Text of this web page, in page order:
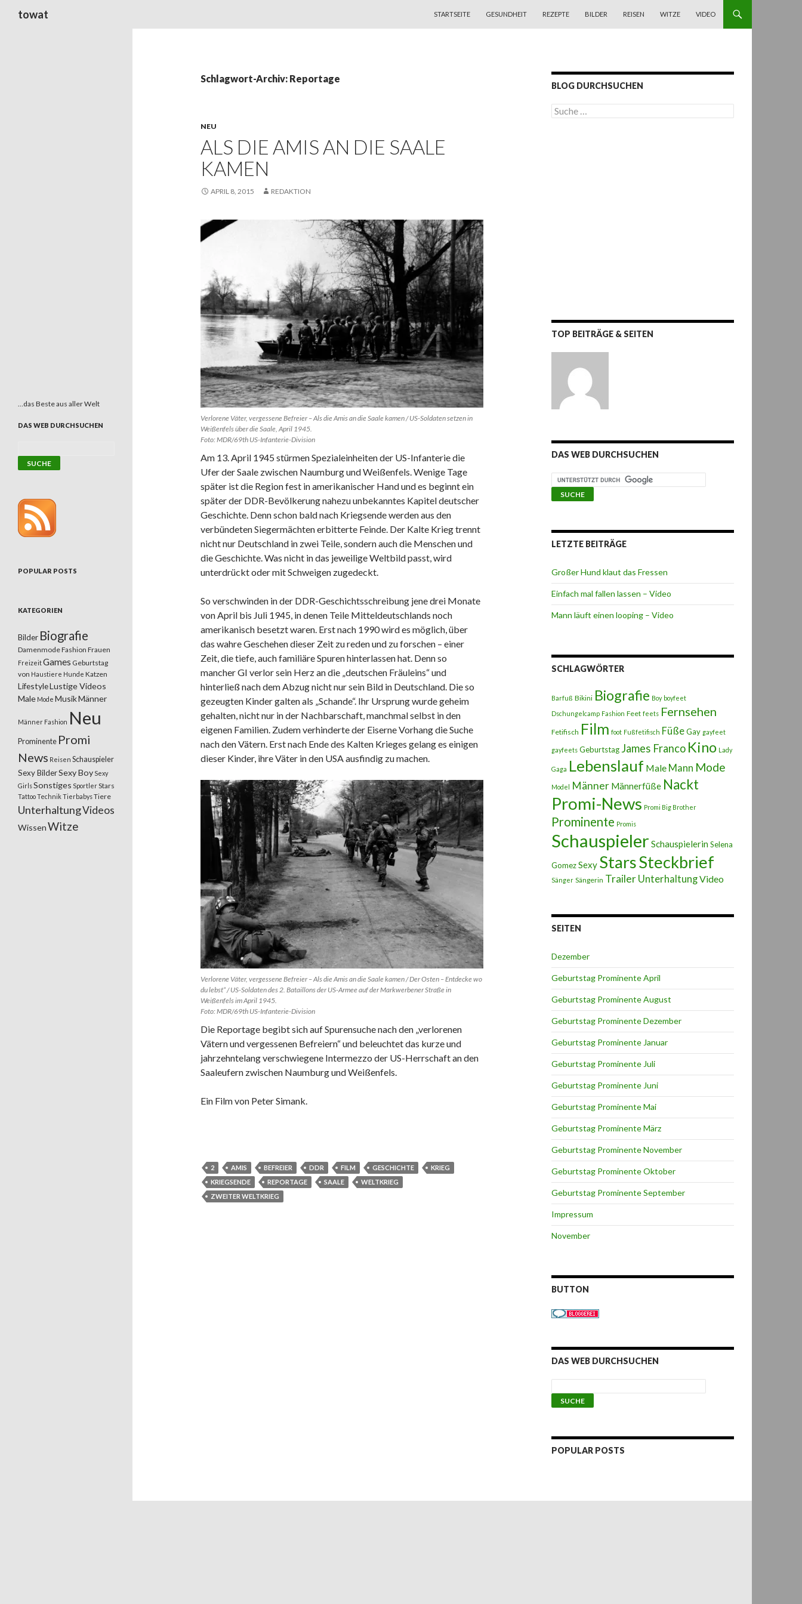
towat
STARTSEITE
GESUNDHEIT REZEPTE BILDER REISEN WITZE VIDEO
Schlagwort-Archiv: Reportage
NEU
ALS DIE AMIS AN DIE SAALE
KAMEN
APRIL 8, 2015 REDAKTION
Verlorene Väter, vergessene Befreier – Als die Amis an die Saale kamen / US-Soldaten setzen in
Weißenfels über die Saale, April 1945.
Foto: MDR/69th US-Infanterie-Division
Am 13. April 1945 stürmen Spezialeinheiten der US-Infanterie die
Ufer der Saale zwischen Naumburg und Weißenfels. Wenige Tage
später ist die Region fest in amerikanischer Hand und es beginnt ein
später der DDR-Bevölkerung nahezu unbekanntes Kapitel deutscher
Geschichte. Denn schon bald nach Kriegsende werden aus den
verbündeten Siegermächten erbitterte Feinde. Der Kalte Krieg trennt
nicht nur Deutschland in zwei Teile, sondern auch die Menschen und
die Geschichte. Was nicht in das jeweilige Weltbild passt, wird
unterdrückt oder mit Schweigen zugedeckt.
So verschwinden in der DDR-Geschichtsschreibung jene drei Monate
von April bis Juli 1945, in denen Teile Mitteldeutschlands noch
amerikanisch besetzt waren. Erst nach 1990 wird es möglich, über
das wahre Geschehen dieser Zeit zu reden und zu forschen – einer
Zeit, die tiefe, auch familiäre Spuren hinterlassen hat. Denn so
mancher GI verlor sein Herz an die „deutschen Fräuleins“ und
hinterließ nach dem Abzug nicht nur sein Bild in Deutschland. Die so
gezeugten Kinder galten als „Schande“. Ihr Ursprung wurde geheim
gehalten, nicht nur in der Nachbarschaft, manchmal selbst in den
eigenen Familien. Zudem verhinderte der Eiserne Vorhang die Suche
nach den Vätern. Erst nach Ende des Kalten Krieges gelang es einigen
dieser Kinder, ihre Väter in den USA ausfindig zu machen.
Verlorene Väter, vergessene Befreier – Als die Amis an die Saale kamen / Der Osten – Entdecke wo
du lebst“ / US-Soldaten des 2. Bataillons der US-Armee auf der Markwerbener Straße in
Weißenfels im April 1945.
Foto: MDR/69th US-Infanterie-Division
Die Reportage begibt sich auf Spurensuche nach den „verlorenen
Vätern und vergessenen Befreiern“ und beleuchtet das kurze und
jahrzehntelang verschwiegene Intermezzo der US-Herrschaft an den
Saaleufern zwischen Naumburg und Weißenfels.
Ein Film von Peter Simank.
2 AMIS BEFREIER DDR FILM GESCHICHTE
KRIEG
KRIEGSENDE
REPORTAGE SAALE
WELTKRIEG
ZWEITER WELTKRIEG
BLOG DURCHSUCHEN
S
u
TOP BEITRÄGE & SEITEN
DAS WEB DURCHSUCHEN
LETZTE BEITRÄGE
Großer Hund klaut das Fressen
Einfach mal fallen lassen – Video
Mann läuft einen looping – Video
SCHLAGWÖRTER
Barfuß Bikini Biografie Boy boyfeet
Dschungelcamp Fashion Feet feets Fernsehen
Fetifisch Film foot Fußfetifisch FüßeGay gayfeet
gayfeets Geburtstag James Franco Kino Lady
Gaga Lebenslauf Male Mann Mode
Model Männer Männerfüße Nackt
Promi-News Promi Big Brother
Prominente Promis
Schauspieler Schauspielerin Selena
GomezSexy StarsSteckbrief
Sänger Sängerin Trailer UnterhaltungVideo
SEITEN
Dezember
Geburtstag Prominente April
Geburtstag Prominente August
Geburtstag Prominente Dezember
Geburtstag Prominente Januar
Geburtstag Prominente Juli
Geburtstag Prominente Juni
Geburtstag Prominente Mai
Geburtstag Prominente März
Geburtstag Prominente November
Geburtstag Prominente Oktober
Geburtstag Prominente September
Impressum
November
BUTTON
DAS WEB DURCHSUCHEN
POPULAR POSTS
…das Beste aus aller Welt
DAS WEB DURCHSUCHEN
POPULAR POSTS
KATEGORIEN
Bilder Biografie
DamenmodeFashion Frauen
FreizeitGames Geburtstag
von Haustiere Hunde Katzen
LifestyleLustige Videos
Male Mode MusikMänner
Männer Fashion Neu
Prominente Promi
News Reisen Schauspieler
Sexy BilderSexy Boy Sexy
GirlsSonstiges SportlerStars
TattooTechnikTierbabysTiere
UnterhaltungVideos
WissenWitze